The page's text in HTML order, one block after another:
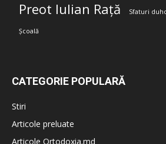
Preot Iulian Rață Sfaturi
Școală
CATEGORIE POPULARĂ
Stiri
Articole preluate
Articole Ortodoxia.md